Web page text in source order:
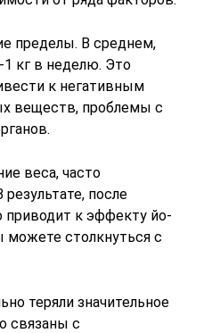
пределы. В среднем,
1 кг в неделю. Это
к негативным
веществ, проблемы с
веса, часто
после
приводит к эффекту йо-
можете столкнуться с
теряли значительное
связаны с